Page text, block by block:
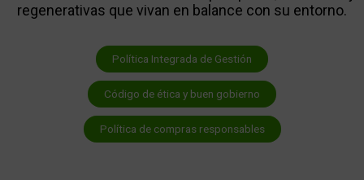
regenerativas que vivan en balance con su entorno.
Política Integrada de Gestión
Código de ética y buen gobierno
Política de compras responsables